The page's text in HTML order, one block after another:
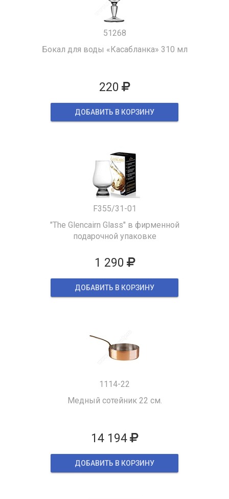
51268
Бокал для воды «Касабланка» 310 мл
220
ДОБАВИТЬ В КОРЗИНУ
F355/31-01
"The Glencairn Glass" в фирменной
подарочной упаковке
1 290
ДОБАВИТЬ В КОРЗИНУ
1114-22
Медный сотейник 22 см.
14 194
ДОБАВИТЬ В КОРЗИНУ